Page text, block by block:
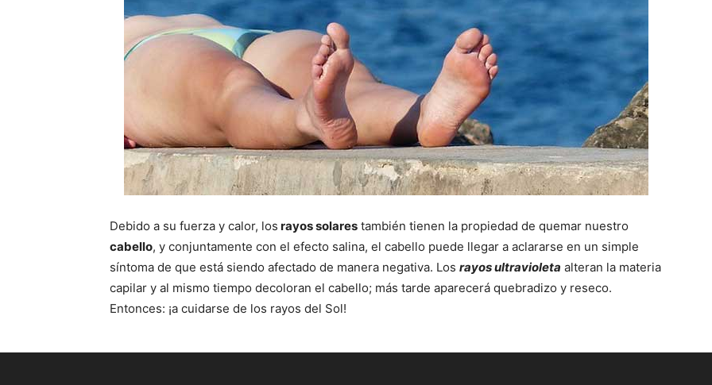
Debido a su fuerza y calor, los rayos solares también tienen la propiedad de quemar nuestro
cabello, y conjuntamente con el efecto salina, el cabello puede llegar a aclararse en un simple
síntoma de que está siendo afectado de manera negativa. Los rayos ultravioleta alteran la materia
capilar y al mismo tiempo decoloran el cabello; más tarde aparecerá quebradizo y reseco.
Entonces: ¡a cuidarse de los rayos del Sol!